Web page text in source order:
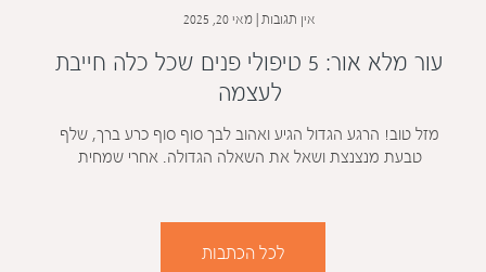
עור מלא אור: 5 טיפולי פנים שכל כלה חייבת
לעצמה
אין תגובות מאי 20, 2025
מזל טוב! הרגע הגדול הגיע ואהוב לבך סוף סוף כרע ברך, שלף
טבעת מנצנצת ושאל את השאלה הגדולה. אחרי שמחית
לכל הכתבות